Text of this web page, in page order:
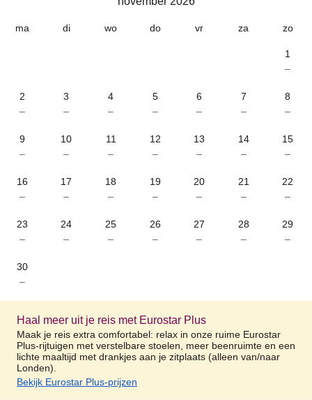
ma di wo do vr za zo
1
–
2
–
3
–
4
–
5
–
6
–
7
–
8
–
9
–
10
–
11
–
12
–
13
–
14
–
15
–
16
–
17
–
18
–
19
–
20
–
21
–
22
–
23
–
24
–
25
–
26
–
27
–
28
–
29
–
30
–
Haal meer uit je reis met Eurostar Plus
Maak je reis extra comfortabel: relax in onze ruime Eurostar
Plus-rijtuigen met verstelbare stoelen, meer beenruimte en een
lichte maaltijd met drankjes aan je zitplaats (alleen van/naar
Londen).
Bekijk Eurostar Plus-prijzen